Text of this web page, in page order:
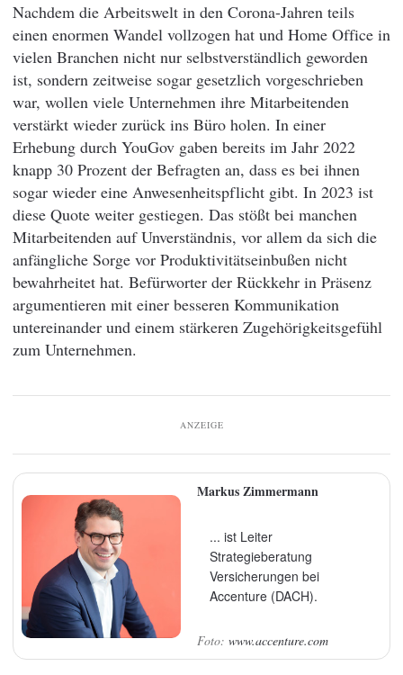
Nachdem die Arbeitswelt in den Corona-Jahren teils
einen enormen Wandel vollzogen hat und Home Office in
vielen Branchen nicht nur selbstverständlich geworden
ist, sondern zeitweise sogar gesetzlich vorgeschrieben
war, wollen viele Unternehmen ihre Mitarbeitenden
verstärkt wieder zurück ins Büro holen. In einer
Erhebung durch YouGov gaben bereits im Jahr 2022
knapp 30 Prozent der Befragten an, dass es bei ihnen
sogar wieder eine Anwesenheitspflicht gibt. In 2023 ist
diese Quote weiter gestiegen. Das stößt bei manchen
Mitarbeitenden auf Unverständnis, vor allem da sich die
anfängliche Sorge vor Produktivitätseinbußen nicht
bewahrheitet hat. Befürworter der Rückkehr in Präsenz
argumentieren mit einer besseren Kommunikation
untereinander und einem stärkeren Zugehörigkeitsgefühl
zum Unternehmen.
ANZEIGE
Markus Zimmermann
... ist Leiter
Strategieberatung
Versicherungen bei
Accenture (DACH).
www.accenture.com